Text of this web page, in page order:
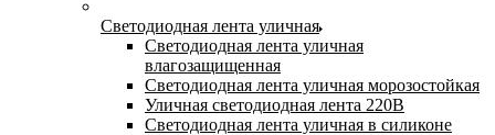
Светодиодная лента уличная
Светодиодная лента уличная
влагозащищенная
Светодиодная лента уличная морозостойкая
Уличная светодиодная лента 220В
Светодиодная лента уличная в силиконе